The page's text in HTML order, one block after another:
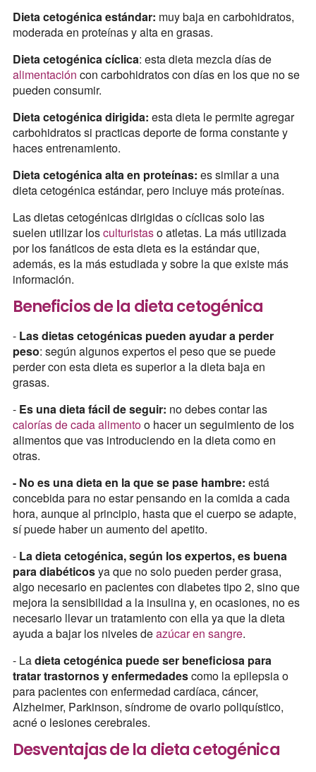
Dieta cetogénica estándar: muy baja en carbohidratos,
moderada en proteínas y alta en grasas.
Dieta cetogénica cíclica: esta dieta mezcla días de
alimentación con carbohidratos con días en los que no se
pueden consumir.
Dieta cetogénica dirigida: esta dieta le permite agregar
carbohidratos si practicas deporte de forma constante y
haces entrenamiento.
Dieta cetogénica alta en proteínas: es similar a una
dieta cetogénica estándar, pero incluye más proteínas.
Las dietas cetogénicas dirigidas o cíclicas solo las
suelen utilizar losculturistaso atletas. La más utilizada
por los fanáticos de esta dieta es la estándar que,
además, es la más estudiada y sobre la que existe más
información.
Beneficios de la dieta cetogénica
- Las dietas cetogénicas pueden ayudar a perder
peso: según algunos expertos el peso que se puede
perder con esta dieta es superior a la dieta baja en
grasas.
- Es una dieta fácil de seguir: no debes contar las
calorías de cada alimentoo hacer un seguimiento de los
alimentos que vas introduciendo en la dieta como en
otras.
- No es una dieta en la que se pase hambre: está
concebida para no estar pensando en la comida a cada
hora, aunque al principio, hasta que el cuerpo se adapte,
sí puede haber un aumento del apetito.
- La dieta cetogénica, según los expertos, es buena
para diabéticosya que no solo pueden perder grasa,
algo necesario en pacientes con diabetes tipo 2, sino que
mejora la sensibilidad a la insulina y, en ocasiones, no es
necesario llevar un tratamiento con ella ya que la dieta
ayuda a bajar los niveles deazúcar en sangre.
- Ladieta cetogénica puede ser beneficiosa para
tratar trastornos y enfermedadescomo la epilepsia o
para pacientes con enfermedad cardíaca, cáncer,
Alzheimer, Parkinson, síndrome de ovario poliquístico,
acné o lesiones cerebrales.
Desventajas de la dieta cetogénica